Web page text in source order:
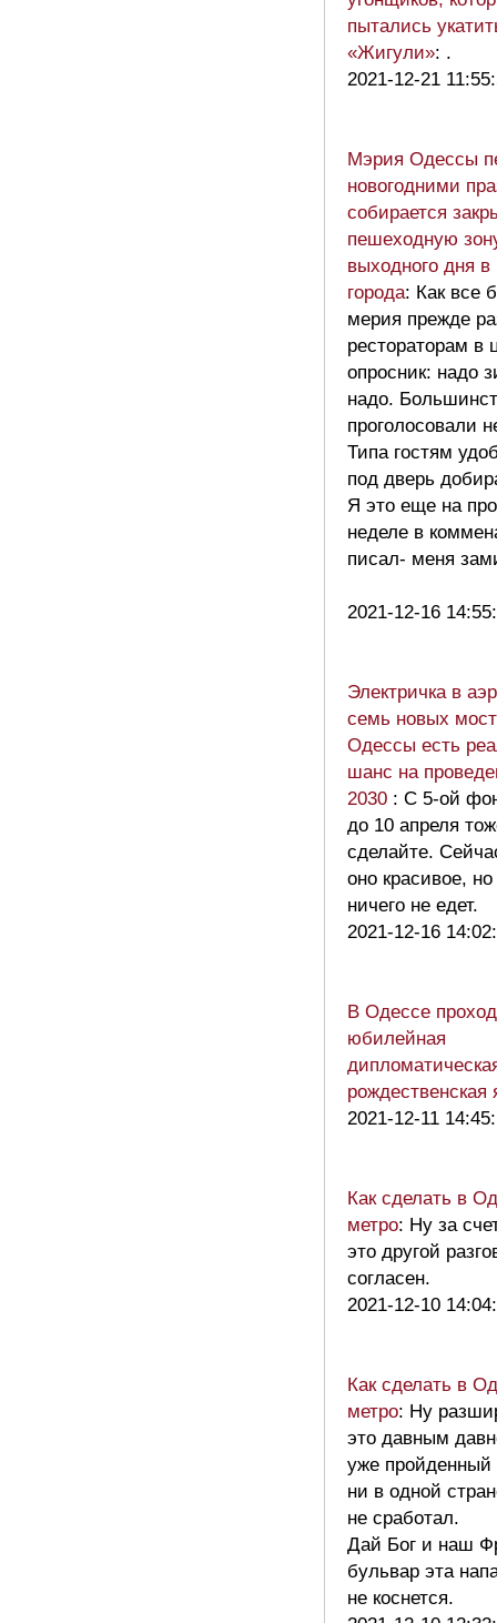
пытались
«Жигули»: .
2021-12-21
Мэрия Одессы
новогодними
собирается
пешеходную
выходного дня в
города: Как все
мерия прежде
рестораторам в
опросник: надо
надо.
проголосовали
Типа гостям
под дверь
Я это еще на
неделе в
писал- меня
2021-12-16
Электричка в
семь новых
Одессы есть
шанс на
2030 : С 5-ой
до 10 апреля
сделайте.
оно красивое, но
ничего не едет.
2021-12-16
В Одессе
юбилейная
рождественская
2021-12-11
Как сделать в
метро: Ну за
это другой
согласен.
2021-12-10
Как сделать в
метро: Ну
это давным
уже пройденный
ни в одной
не сработал.
Дай Бог и наш
бульвар эта
не коснется.